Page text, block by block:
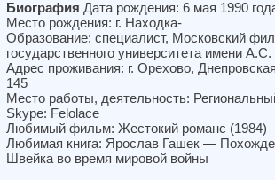
Биография Дата рождения: 6 мая 1990
Место рождения: г. Находка-
Образование: специалист, Московский
государственного университета имени
Адрес проживания: г. Орехово,
145
Место работы, деятельность:
Skype: Felolace
Любимый фильм: Жестокий романс (1984)
Любимая книга: Ярослав Гашек —
Швейка во время мировой войны